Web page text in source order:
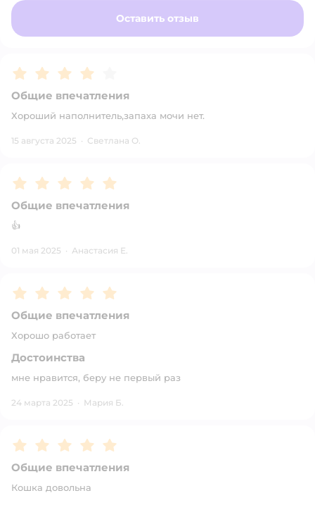
Оставить отзыв
Рейтинг:4
Общие впечатления
Хороший наполнитель,запаха мочи нет.
15 августа 2025 · Светлана О.
Рейтинг:5
Общие впечатления
👍
01 мая 2025 · Анастасия Е.
Рейтинг:5
Общие впечатления
Хорошо работает
Достоинства
мне нравится, беру не первый раз
24 марта 2025 · Мария Б.
Рейтинг:5
Общие впечатления
Кошка довольна